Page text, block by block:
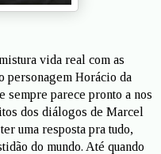
vida real com as
personagem Horácio da
sempre parece pronto a nos
dos diálogos de Marcel
uma resposta pra tudo,
do mundo. Até quando